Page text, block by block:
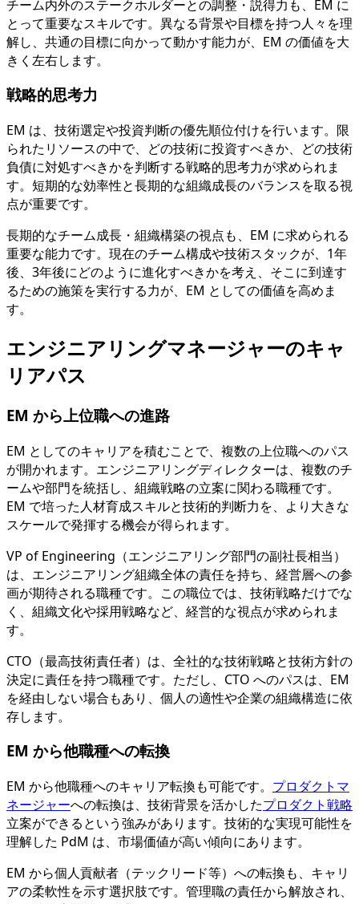
チーム内外のステークホルダーとの調整・説得力も、EM に
とって重要なスキルです。異なる背景や目標を持つ人々を理
解し、共通の目標に向かって動かす能力が、EM の価値を大
きく左右します。
戦略的思考力
EM は、技術選定や投資判断の優先順位付けを行います。限
られたリソースの中で、どの技術に投資すべきか、どの技術
負債に対処すべきかを判断する戦略的思考力が求められま
す。短期的な効率性と長期的な組織成長のバランスを取る視
点が重要です。
長期的なチーム成長・組織構築の視点も、EM に求められる
重要な能力です。現在のチーム構成や技術スタックが、1年
後、3年後にどのように進化すべきかを考え、そこに到達す
るための施策を実行する力が、EM としての価値を高めま
す。
エンジニアリングマネージャーのキャ
リアパス
EM から上位職への進路
EM としてのキャリアを積むことで、複数の上位職へのパス
が開かれます。エンジニアリングディレクターは、複数のチ
ームや部門を統括し、組織戦略の立案に関わる職種です。
EM で培った人材育成スキルと技術的判断力を、より大きな
スケールで発揮する機会が得られます。
VP of Engineering（エンジニアリング部門の副社長相当）
は、エンジニアリング組織全体の責任を持ち、経営層への参
画が期待される職種です。この職位では、技術戦略だけでな
く、組織文化や採用戦略など、経営的な視点が求められま
す。
CTO（最高技術責任者）は、全社的な技術戦略と技術方針の
決定に責任を持つ職種です。ただし、CTO へのパスは、EM
を経由しない場合もあり、個人の適性や企業の組織構造に依
存します。
EM から他職種への転換
EM から他職種へのキャリア転換も可能です。 プロダクトマ
ネージャーへの転換は、技術背景を活かしたプロダクト戦略
立案ができるという強みがあります。技術的な実現可能性を
理解した PdM は、市場価値が高い傾向にあります。
EM から個人貢献者（テックリード等）への転換も、キャリ
アの柔軟性を示す選択肢です。管理職の責任から解放され、